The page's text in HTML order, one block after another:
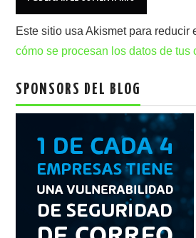
Este sitio usa Akismet para reducir
cómo se procesan los datos de tus
SPONSORS DEL BLOG